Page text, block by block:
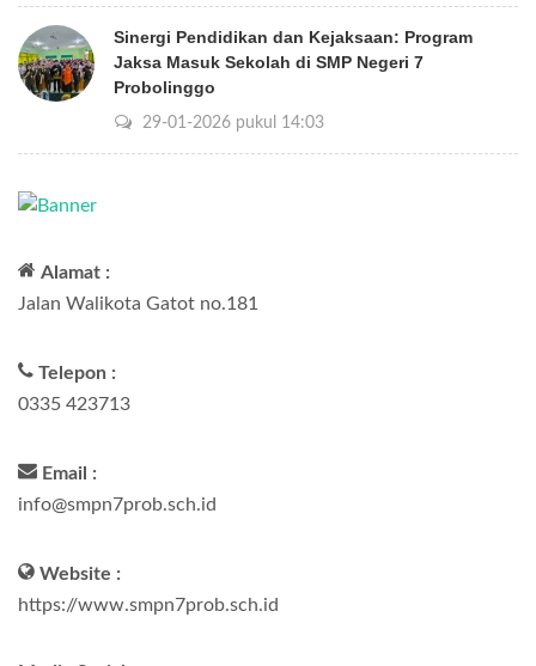
Sinergi Pendidikan dan Kejaksaan: Program
Jaksa Masuk Sekolah di SMP Negeri 7
Probolinggo
29-01-2026 pukul 14:03
Alamat :
Jalan Walikota Gatot no.181
Telepon :
0335 423713
Email :
info@smpn7prob.sch.id
Website :
https://www.smpn7prob.sch.id